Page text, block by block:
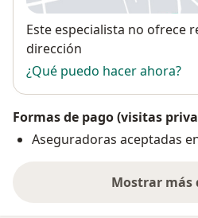
Disponibilidad
Este especialista no ofrece
dirección
¿Qué puedo hacer ahora?
Formas de pago (visitas
Aseguradoras aceptadas
Mostrar más